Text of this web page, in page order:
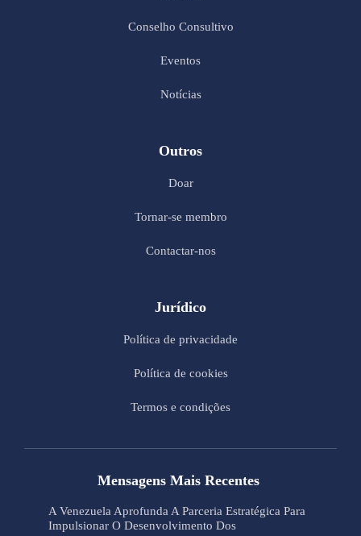
Conselho Consultivo
Eventos
Notícias
Outros
Doar
Tornar-se membro
Contactar-nos
Jurídico
Política de privacidade
Política de cookies
Termos e condições
Mensagens Mais Recentes
A Venezuela Aprofunda A Parceria Estratégica Para
Impulsionar O Desenvolvimento Dos